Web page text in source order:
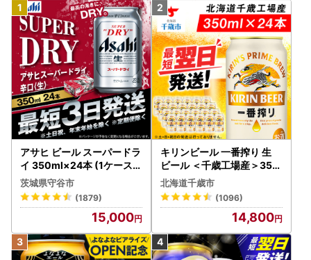
アサヒ ビール スーパードラ
イ 350ml×24本 (1ケース)
究極の辛口 ＜茨城工場＞ 缶
ビール Asahi superDRY お
酒
茨城県守谷市
(1879)
15,000
キリンビール 一番搾り 生
ビール ＜千歳工場産＞350
ml（24本）
北海道千歳市
(1096)
14,800